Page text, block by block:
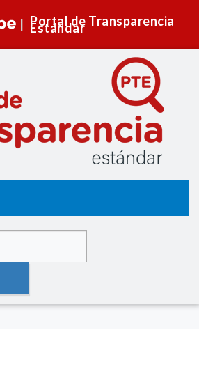
Portal de Transparencia
Estándar